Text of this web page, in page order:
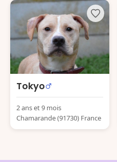
Tokyo
2 ans et 9 mois
Chamarande (91730) France